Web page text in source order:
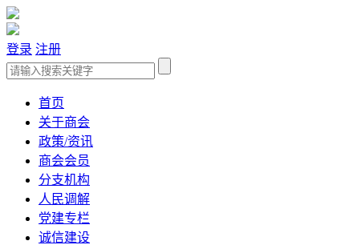
登录 注册
首页
关于商会
政策/资讯
商会会员
分支机构
人民调解
党建专栏
诚信建设